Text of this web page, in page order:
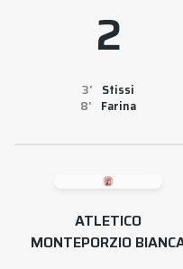
2
3
Stissi
8
Farina
ATLETICO
MONTEPORZIO